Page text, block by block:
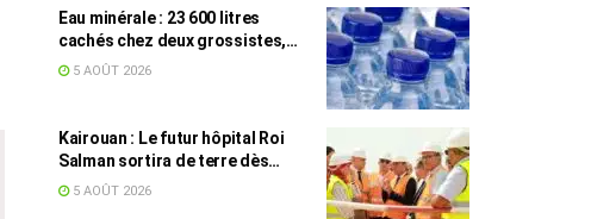
Eau minérale : 23 600 litres
cachés chez deux grossistes,
les tensions persistent
5 AOÛT 2026
Kairouan : Le futur hôpital Roi
Salman sortira de terre dès
septembre
5 AOÛT 2026